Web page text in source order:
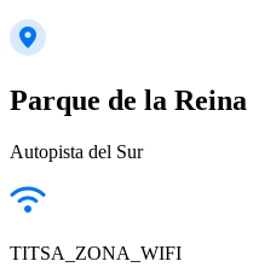
Parque de la Reina
Autopista del Sur
TITSA_ZONA_WIFI